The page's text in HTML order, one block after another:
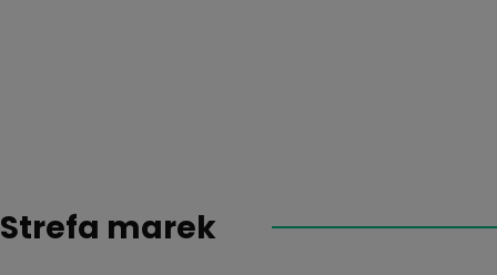
Strefa marek